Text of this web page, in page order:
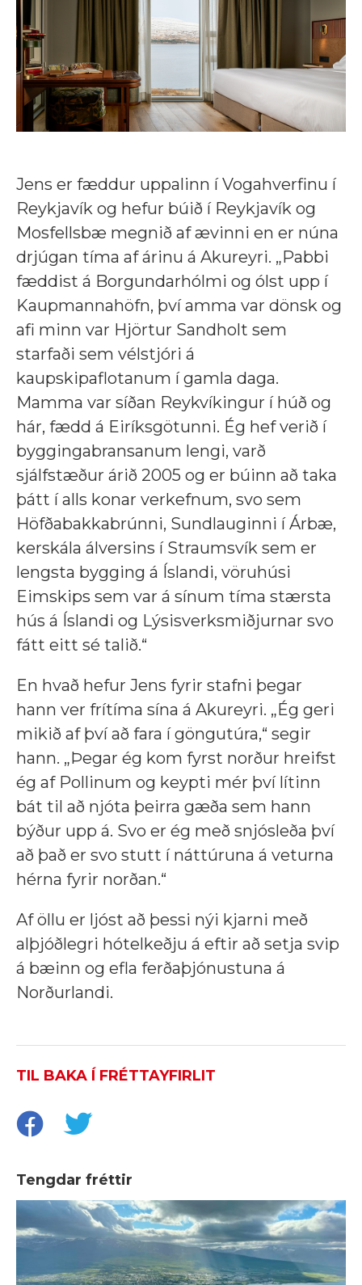
Jens er fæddur uppalinn í Vogahverfinu í
Reykjavík og hefur búið í Reykjavík og
Mosfellsbæ megnið af ævinni en er núna
drjúgan tíma af árinu á Akureyri. „Pabbi
fæddist á Borgundarhólmi og ólst upp í
Kaupmannahöfn, því amma var dönsk og
afi minn var Hjörtur Sandholt sem
starfaði sem vélstjóri á
kaupskipaflotanum í gamla daga.
Mamma var síðan Reykvíkingur í húð og
hár, fædd á Eiríksgötunni. Ég hef verið í
byggingabransanum lengi, varð
sjálfstæður árið 2005 og er búinn að taka
þátt í alls konar verkefnum, svo sem
Höfðabakkabrúnni, Sundlauginni í Árbæ,
kerskála álversins í Straumsvík sem er
lengsta bygging á Íslandi, vöruhúsi
Eimskips sem var á sínum tíma stærsta
hús á Íslandi og Lýsisverksmiðjurnar svo
fátt eitt sé talið.“
En hvað hefur Jens fyrir stafni þegar
hann ver frítíma sína á Akureyri. „Ég geri
mikið af því að fara í göngutúra,“ segir
hann. „Þegar ég kom fyrst norður hreifst
ég af Pollinum og keypti mér því lítinn
bát til að njóta þeirra gæða sem hann
býður upp á. Svo er ég með snjósleða því
að það er svo stutt í náttúruna á veturna
hérna fyrir norðan.“
Af öllu er ljóst að þessi nýi kjarni með
alþjóðlegri hótelkeðju á eftir að setja svip
á bæinn og efla ferðaþjónustuna á
Norðurlandi.
TIL BAKA Í FRÉTTAYFIRLIT
Tengdar fréttir